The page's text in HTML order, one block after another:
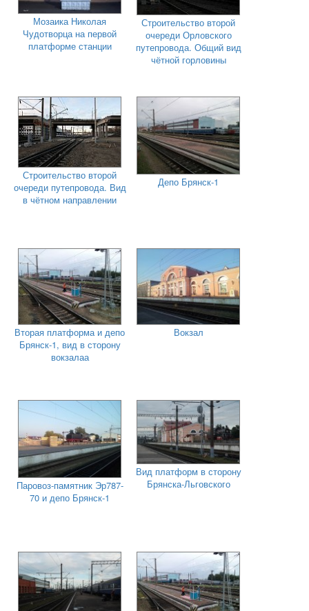
Мозаика Николая
Чудотворца на первой
платформе станции
Строительство второй
очереди Орловского
путепровода. Общий вид
чётной горловины
Строительство второй
очереди путепровода. Вид
в чётном направлении
Депо Брянск-1
Вторая платформа и депо
Брянск-1, вид в сторону
вокзалаа
Вокзал
Паровоз-памятник Эр787-
70 и депо Брянск-1
Вид платформ в сторону
Брянска-Льговского